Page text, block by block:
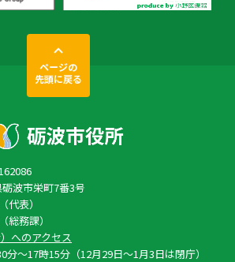
ページの
先頭に戻る
波市栄町7番3号
代表）
総務課）
へのアクセス
〜17時15分（12月29日〜1月3日は閉庁）